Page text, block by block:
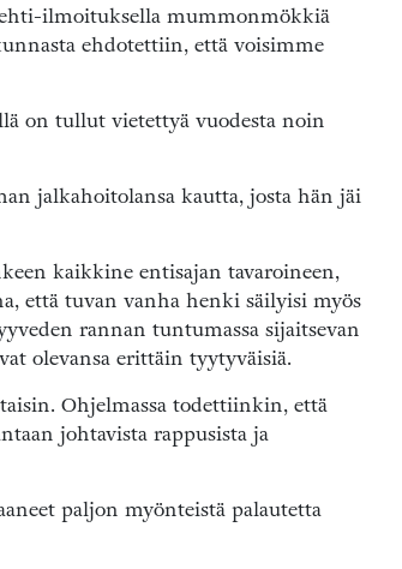
ilmoituksella mummonmökkiä
ehdotettiin, että voisimme
on tullut vietettyä vuodesta noin
jalkahoitolansa kautta, josta hän jäi
kaikkine entisajan tavaroineen,
että tuvan vanha henki säilyisi myös
rannan tuntumassa sijaitsevan
olevansa erittäin tyytyväisiä.
Ohjelmassa todettiinkin, että
johtavista rappusista ja
paljon myönteistä palautetta